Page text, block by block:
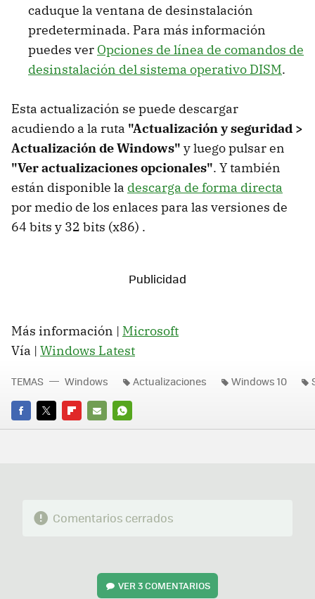
caduque la ventana de desinstalación
predeterminada. Para más información
puedes ver Opciones de línea de comandos de
desinstalación del sistema operativo DISM.
Esta actualización se puede descargar
acudiendo a la ruta "Actualización y seguridad >
Actualización de Windows" y luego pulsar en
"Ver actualizaciones opcionales". Y también
están disponible la descarga de forma directa
por medio de los enlaces para las versiones de
64 bits y 32 bits (x86) .
Más información | Microsoft
Vía | Windows Latest
FACEBOOK
TWITTERFLIPBOARD
E-
WHATSAPP
TEMAS Windows Actualizaciones Windows 10
Comentarios cerrados
VER3 COMENTARIOS